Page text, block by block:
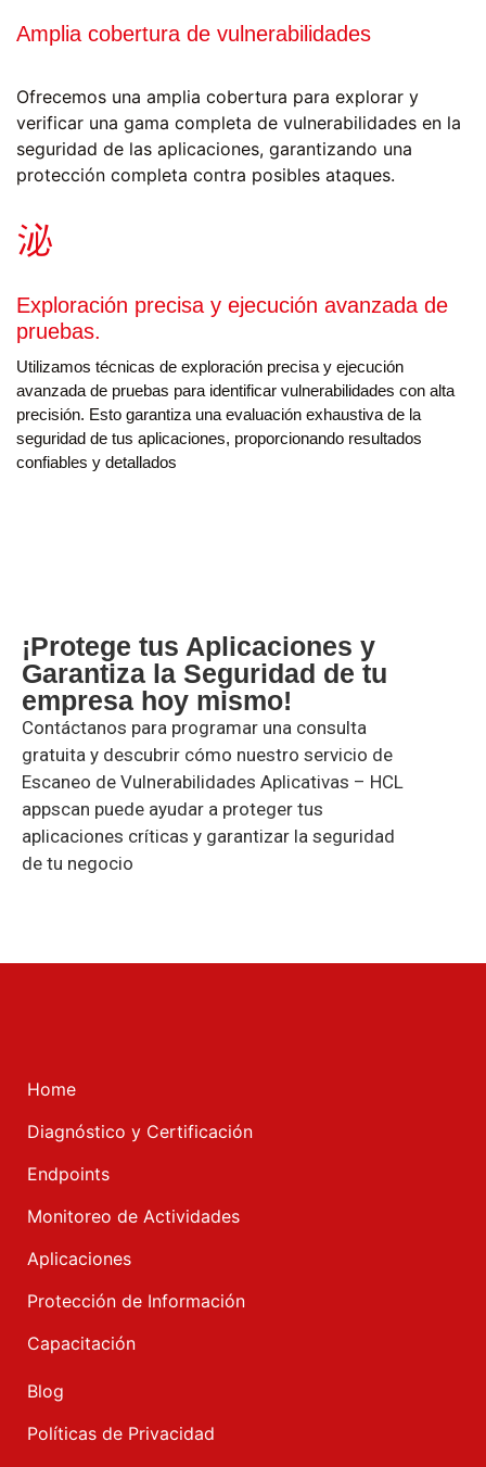
Amplia cobertura de vulnerabilidades
Ofrecemos una amplia cobertura para explorar y
verificar una gama completa de vulnerabilidades en la
seguridad de las aplicaciones, garantizando una
protección completa contra posibles ataques.
Exploración precisa y ejecución avanzada de
pruebas.
Utilizamos técnicas de exploración precisa y ejecución
avanzada de pruebas para identificar vulnerabilidades con alta
precisión. Esto garantiza una evaluación exhaustiva de la
seguridad de tus aplicaciones, proporcionando resultados
confiables y detallados
¡Protege tus Aplicaciones y
Garantiza la Seguridad de tu
empresa hoy mismo!
Contáctanos para programar una consulta
gratuita y descubrir cómo nuestro servicio de
Escaneo de Vulnerabilidades Aplicativas – HCL
appscan puede ayudar a proteger tus
aplicaciones críticas y garantizar la seguridad
de tu negocio
Home
Diagnóstico y Certificación
Endpoints
Monitoreo de Actividades
Aplicaciones
Protección de Información
Capacitación
Blog
Políticas de Privacidad